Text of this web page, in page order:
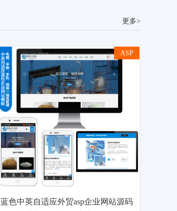
更多>
ASP
蓝色中英自适应外贸asp企业网站源码